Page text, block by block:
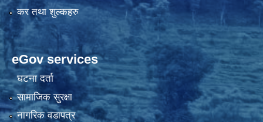
कर तथा शुल्कहरु
eGov services
घटना दर्ता
सामाजिक सुरक्षा
नागरिक वडापत्र